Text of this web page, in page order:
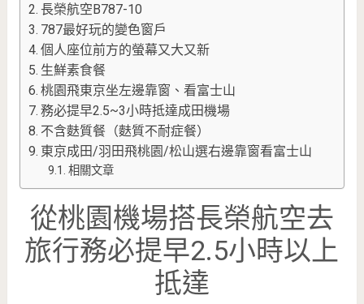
長榮航空B787-10
787最好玩的變色窗戶
個人座位前方的螢幕又大又新
生鮮素食餐
桃園飛東京坐左邊靠窗、看富士山
務必提早2.5~3小時抵達成田機場
不含麩質餐（麩質不耐症餐）
東京成田/羽田飛桃園/松山選右邊靠窗看富士山
相關文章
從桃園機場搭長榮航空去
旅行務必提早2.5小時以上
抵達